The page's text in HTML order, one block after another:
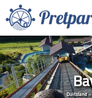
Duitsland»